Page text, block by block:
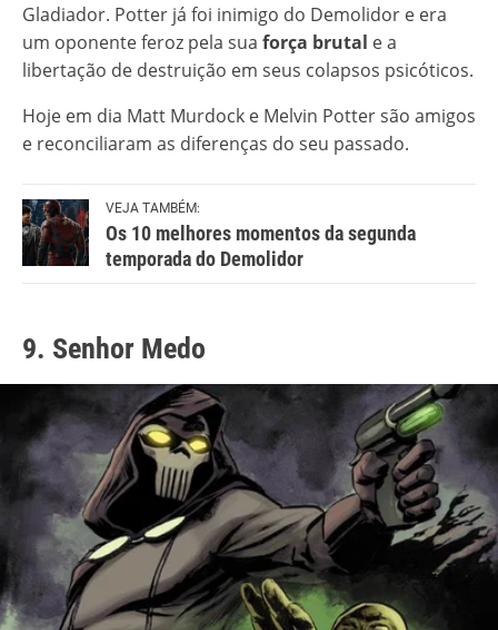
Gladiador. Potter já foi inimigo do Demolidor e era
um oponente feroz pela sua força brutal e a
libertação de destruição em seus colapsos psicóticos.
Hoje em dia Matt Murdock e Melvin Potter são amigos
e reconciliaram as diferenças do seu passado.
VEJA TAMBÉM:
Os 10 melhores momentos da segunda
temporada do Demolidor
9. Senhor Medo